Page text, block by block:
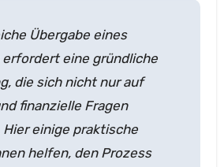
Übergabe eines
eine gründliche
die sich nicht nur auf
finanzielle Fragen
einige praktische
helfen, den Prozess